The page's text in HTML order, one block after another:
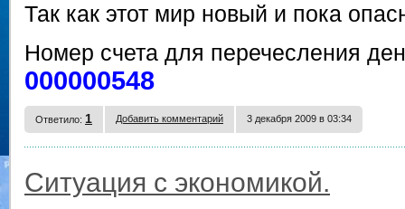
Так как этот мир новый и пока
Номер счета для перечесления
000000548
Ответило: 1 Добавить комментарий 3 декабря 2009 в 03:34
Ситуация с экономикой.